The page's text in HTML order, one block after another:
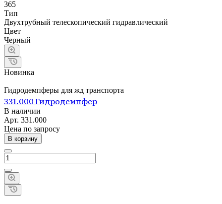
365
Тип
Двухтрубный телескопический гидравлический
Цвет
Черный
Новинка
Гидродемпферы для жд транспорта
331.000 Гидродемпфер
В наличии
Арт. 331.000
Цена по запросу
В корзину